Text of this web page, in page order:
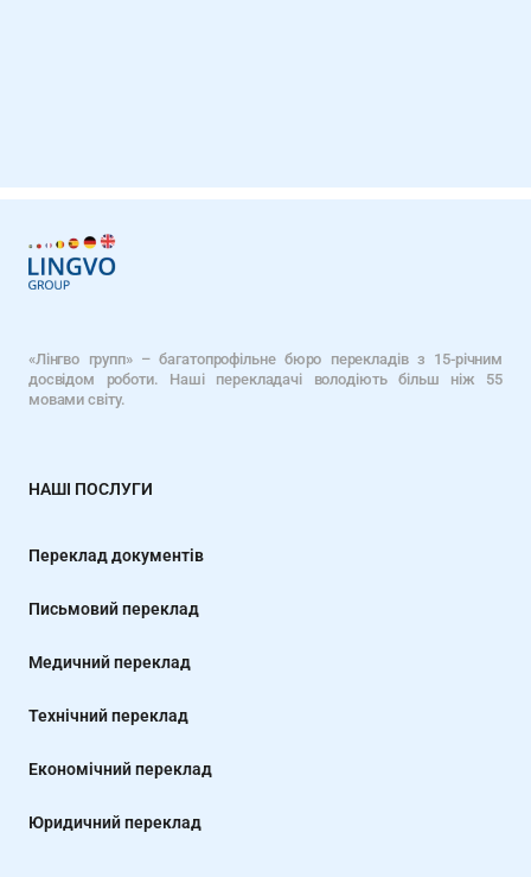
«Лінгво групп» – багатопрофільне бюро перекладів з 15-річним
досвідом роботи. Наші перекладачі володіють більш ніж 55
мовами світу.
НАШІ ПОСЛУГИ
Переклад документів
Письмовий переклад
Медичний переклад
Технічний переклад
Економічний переклад
Юридичний переклад